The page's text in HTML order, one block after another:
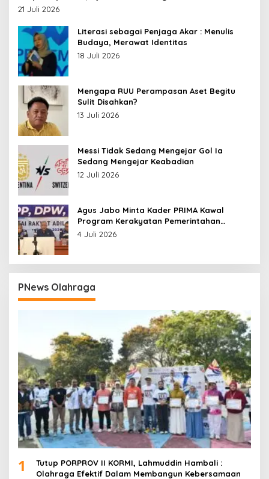
Leluhur Nusantara
21 Juli 2026
Literasi sebagai Penjaga Akar : Menulis
Budaya, Merawat Identitas
18 Juli 2026
Mengapa RUU Perampasan Aset Begitu
Sulit Disahkan?
13 Juli 2026
Messi Tidak Sedang Mengejar Gol Ia
Sedang Mengejar Keabadian
12 Juli 2026
Agus Jabo Minta Kader PRIMA Kawal
Program Kerakyatan Pemerintahan
Prabowo
4 Juli 2026
PNews Olahraga
1
Tutup PORPROV II KORMI, Lahmuddin Hambali :
Olahraga Efektif Dalam Membangun Kebersamaan